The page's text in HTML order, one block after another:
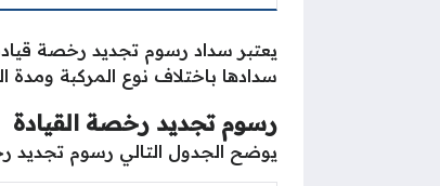
يعتبر سداد رسوم تجديد رخصة
سدادها باختلاف نوع المركبة ومدة
رسوم تجديد رخصة القيادة
يوضح الجدول التالي رسوم تجديد